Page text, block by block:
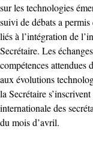
sur les technologies
suivi de débats a
liés à l’intégration de
Secrétaire. Les
compétences attendues
aux évolutions
la Secrétaire
internationale des
du mois d’avril.